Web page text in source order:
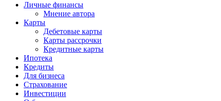
Личные финансы
Мнение автора
Карты
Дебетовые карты
Карты рассрочки
Кредитные карты
Ипотека
Кредиты
Для бизнеса
Страхование
Инвестиции